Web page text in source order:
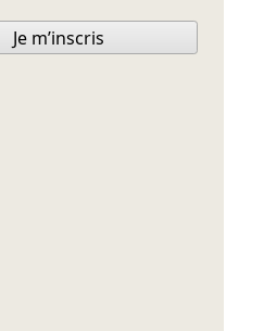
Je m’inscris